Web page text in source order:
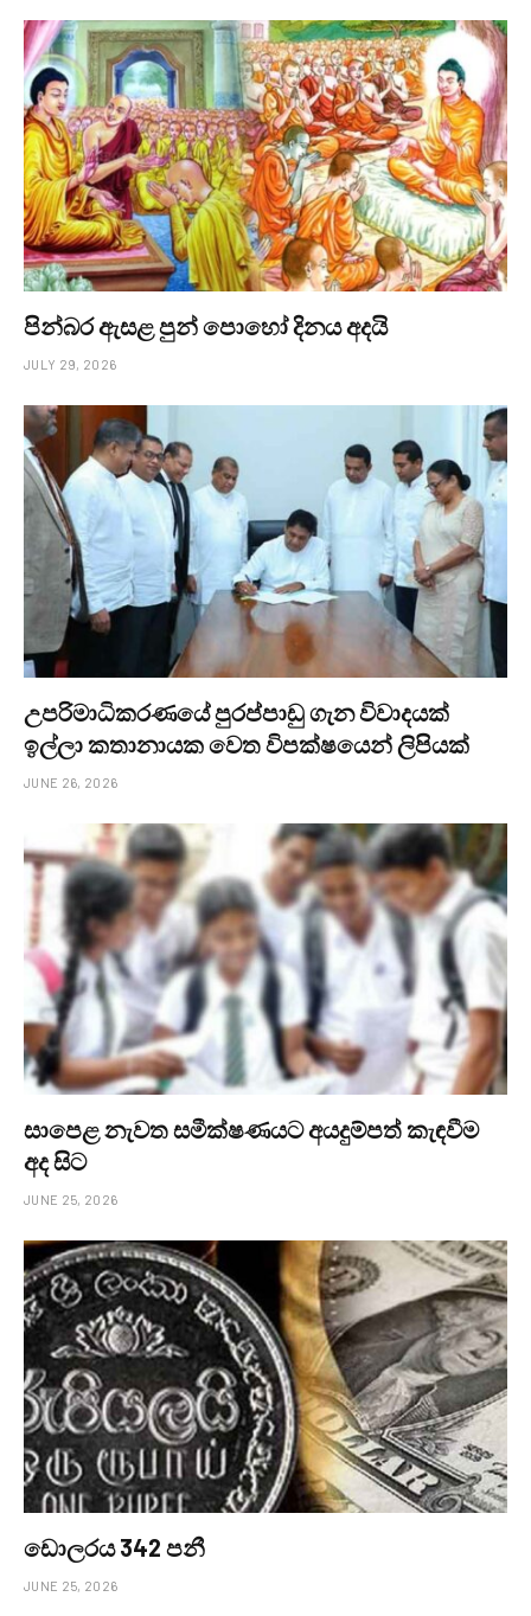
පින්බර ඇසළ පුන් පොහෝ දිනය අදයි
JULY 29, 2026
උපරිමාධිකරණයේ පුරප්පාඩු ගැන විවාදයක්
ඉල්ලා කතානායක වෙත විපක්ෂයෙන් ලිපියක්
JUNE 26, 2026
සාපෙළ නැවත සමීක්ෂණයට අයදුම්පත් කැඳවීම
අද සිට
JUNE 25, 2026
ඩොලරය 342 පනී
JUNE 25, 2026